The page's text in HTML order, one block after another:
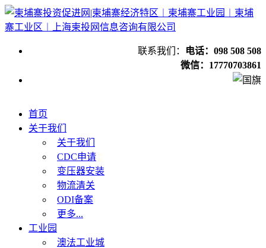
联系我们：
电话：098 508 508
微信：17770703861
首页
关于我们
关于我们
CDC申请
变压器安装
物流清关
ODI备案
更多...
工业园
澳法工业城